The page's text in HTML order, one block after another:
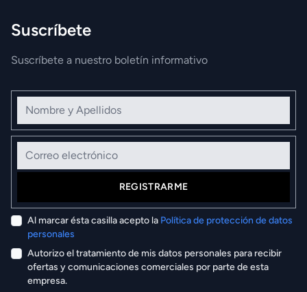
Suscríbete
Suscríbete a nuestro boletín informativo
Nombre y Apellidos
Correo electrónico
REGISTRARME
Al marcar ésta casilla acepto la Política de protección de datos
personales
Autorizo el tratamiento de mis datos personales para recibir
ofertas y comunicaciones comerciales por parte de esta
empresa.